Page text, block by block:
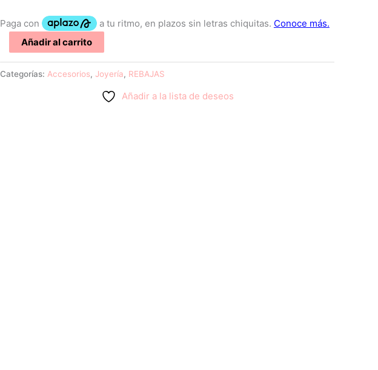
Añadir al carrito
Categorías: Accesorios, Joyería, REBAJAS
Añadir a la lista de deseos